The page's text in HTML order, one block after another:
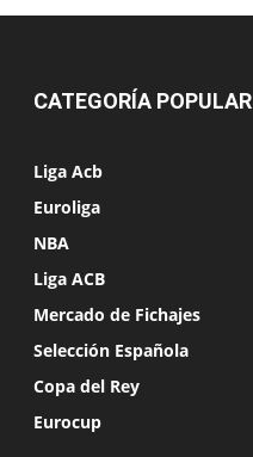
CATEGORÍA POPULAR
Liga Acb
Euroliga
NBA
Liga ACB
Mercado de Fichajes
Selección Española
Copa del Rey
Eurocup